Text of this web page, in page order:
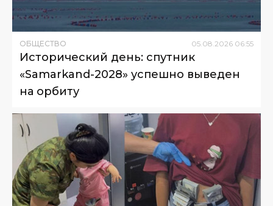
ОБЩЕСТВО 05 08 2026 06:55
Исторический день: спутник
«Samarkand-2028» успешно выведен
на орбиту